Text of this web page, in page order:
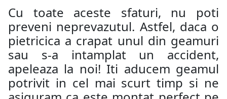
Cu toate aceste sfaturi, nu poti
preveni neprevazutul. Astfel, daca o
pietricica a crapat unul din geamuri
sau s-a intamplat un accident,
apeleaza la noi! Iti aducem geamul
potrivit in cel mai scurt timp si ne